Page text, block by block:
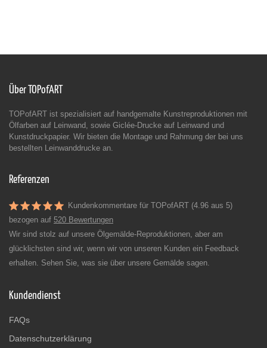
Über TOPofART
TOPofART ist spezialisiert auf handgemalte Kunstreproduktionen mit
Ölfarben auf Leinwand, sowie Giclée-Drucke auf Leinwand und
Kunstdruckpapier. Wir bieten die Montage und Rahmung der bei uns
bestellten Leinwanddrucke an.
Referenzen
Kundenkommentare für TOPofART (4.96 aus 5)
bezogen auf 520 Bewertungen
Wir sind stolz auf unsere Ölgemälde-Reproduktionen, aber am
glücklichsten sind wir, wenn wir von unseren Kunden ein Feedback
erhalten. Sehen Sie, was sie über unsere Gemälde sagen.
Kundendienst
FAQs
Datenschutzerklärung